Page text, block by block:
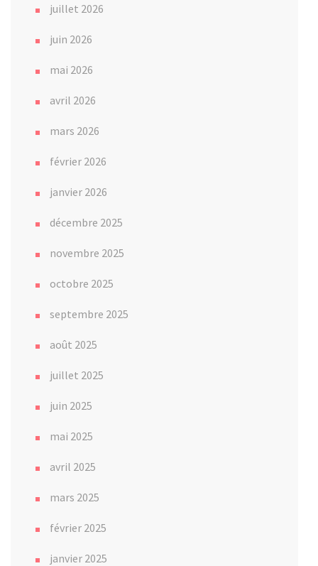
juillet 2026
juin 2026
mai 2026
avril 2026
mars 2026
février 2026
janvier 2026
décembre 2025
novembre 2025
octobre 2025
septembre 2025
août 2025
juillet 2025
juin 2025
mai 2025
avril 2025
mars 2025
février 2025
janvier 2025